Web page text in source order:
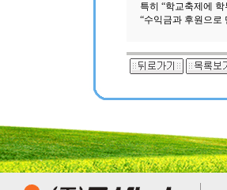
특히 “학교축제에
“수익금과 후원으로